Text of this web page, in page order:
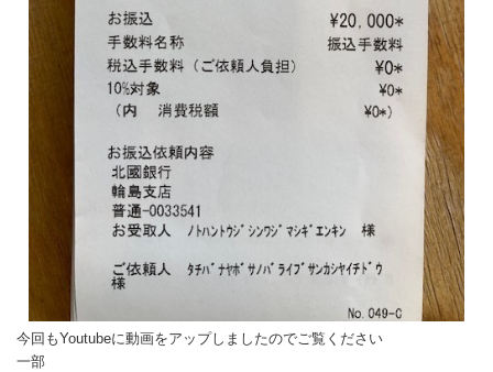
今回もYoutubeに動画をアップしましたのでご覧ください
一部